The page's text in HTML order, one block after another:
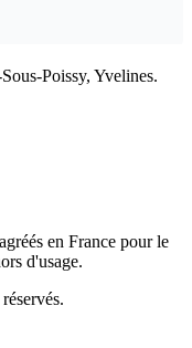
Poissy, Yvelines.
en France pour le
d'usage.